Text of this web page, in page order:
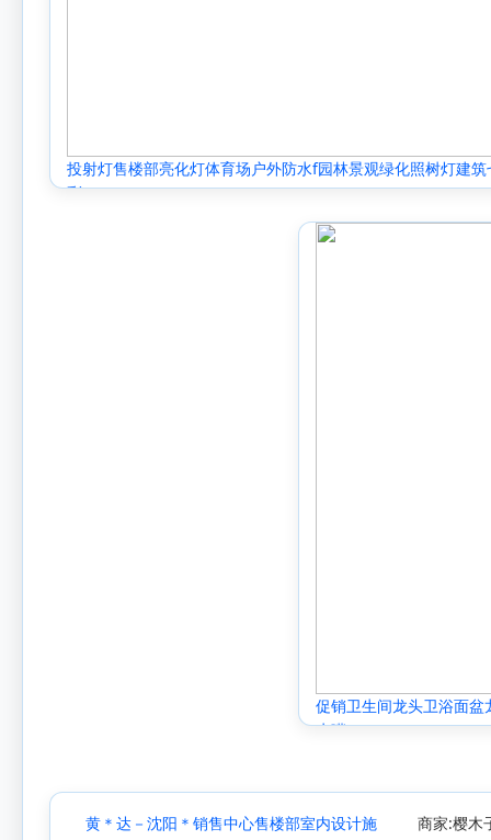
投射灯售楼部亮化灯体育场户外防水f园林景观绿化照树灯建筑
彩
促销卫生间龙头卫浴面
水嘴
黄＊达－沈阳＊销售中心售楼部室内设计施
商家:樱木